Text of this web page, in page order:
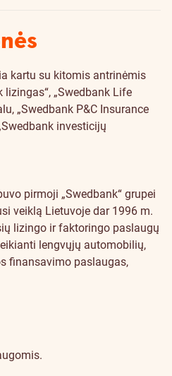
kartu su kitomis antrinėmis
lizingas“, „Swedbank Life
„Swedbank P&C Insurance
investicijų
pirmoji „Swedbank“ grupei
veiklą Lietuvoje dar 1996 m.
lizingo ir faktoringo paslaugų
lengvųjų automobilių,
finansavimo paslaugas,